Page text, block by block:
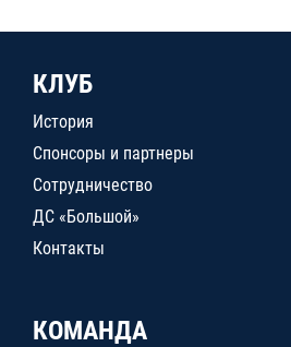
КЛУБ
История
Спонсоры и партнеры
Сотрудничество
ДС «Большой»
Контакты
КОМАНДА